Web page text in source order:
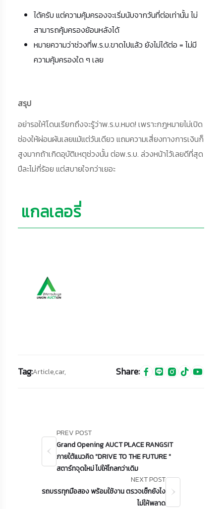
ได้ครับ แต่ความคุ้มครองจะเริ่มนับจากวันที่ต่อเท่านั้น ไม่
สามารถคุ้มครองย้อนหลังได้
หมายความว่าช่วงที่พ.ร.บ.ขาดไปแล้ว ยังไม่ได้ต่อ = ไม่มี
ความคุ้มครองใด ๆ เลย
สรุป
อย่ารอให้โดนเรียกถึงจะรู้ว่าพ.ร.บ.หมด! เพราะกฎหมายไม่เปิด
ช่องให้ผ่อนผันเลยแม้แต่วันเดียว แถมความเสี่ยงทางการเงินก็
สูงมากถ้าเกิดอุบัติเหตุช่วงนั้น ต่อพ.ร.บ. ล่วงหน้าไว้เลยดีที่สุด
ปีละไม่กี่ร้อย แต่สบายใจกว่าเยอะ
แกลเลอรี่
Tag:Article,car, Share:
PREV POST
Grand Opening AUCT PLACE RANGSIT
ภายใต้แนวคิด "DRIVE TO THE FUTURE "
สตาร์ทจุดใหม่ ไปให้ไกลกว่าเดิม
NEXT POST
รถบรรทุกมือสอง พร้อมใช้งาน ตรวจเช็กยังไง
ไม่ให้พลาด